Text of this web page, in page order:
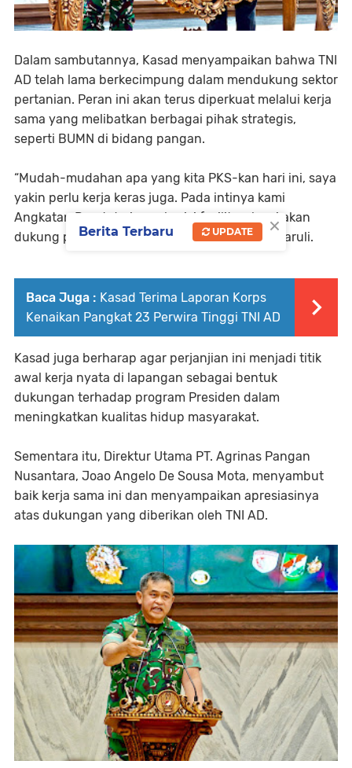
Dalam sambutannya, Kasad menyampaikan bahwa TNI
AD telah lama berkecimpung dalam mendukung sektor
pertanian. Peran ini akan terus diperkuat melalui kerja
sama yang melibatkan berbagai pihak strategis,
seperti BUMN di bidang pangan.
“Mudah-mudahan apa yang kita PKS-kan hari ini, saya
yakin perlu kerja keras juga. Pada intinya kami
Angkatan Darat dari segala sisi fasilitas, kami akan
dukung penuh kegiatan ini,” tegas Jenderal Maruli.
Baca Juga : Kasad Terima Laporan Korps
Kenaikan Pangkat 23 Perwira Tinggi TNI AD
Kasad juga berharap agar perjanjian ini menjadi titik
awal kerja nyata di lapangan sebagai bentuk
dukungan terhadap program Presiden dalam
meningkatkan kualitas hidup masyarakat.
Sementara itu, Direktur Utama PT. Agrinas Pangan
Nusantara, Joao Angelo De Sousa Mota, menyambut
baik kerja sama ini dan menyampaikan apresiasinya
atas dukungan yang diberikan oleh TNI AD.
×
Berita Terbaru UPDATE